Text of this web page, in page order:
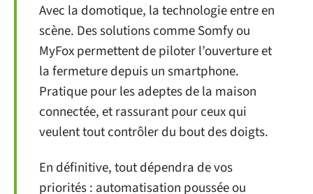
Avec la domotique, la technologie entre en
scène. Des solutions comme Somfy ou
MyFox permettent de piloter l’ouverture et
la fermeture depuis un smartphone.
Pratique pour les adeptes de la maison
connectée, et rassurant pour ceux qui
veulent tout contrôler du bout des doigts.
En définitive, tout dépendra de vos
priorités : automatisation poussée ou